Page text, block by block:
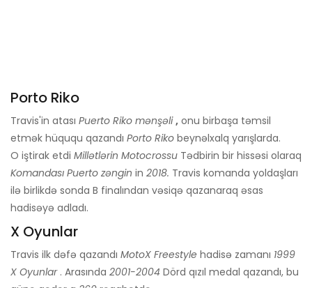
Porto Riko
Travis'in atası Puerto Riko mənşəli , onu birbaşa təmsil
etmək hüququ qazandı Porto Riko beynəlxalq yarışlarda.
O iştirak etdi Millətlərin Motocrossu Tədbirin bir hissəsi olaraq
Komandası Puerto zəngin in 2018. Travis komanda yoldaşları
ilə birlikdə sonda B finalından vəsiqə qazanaraq əsas
hadisəyə adladı.
X Oyunlar
Travis ilk dəfə qazandı MotoX Freestyle hadisə zamanı 1999
X Oyunlar. Arasında 2001-2004 Dörd qızıl medal qazandı, bu